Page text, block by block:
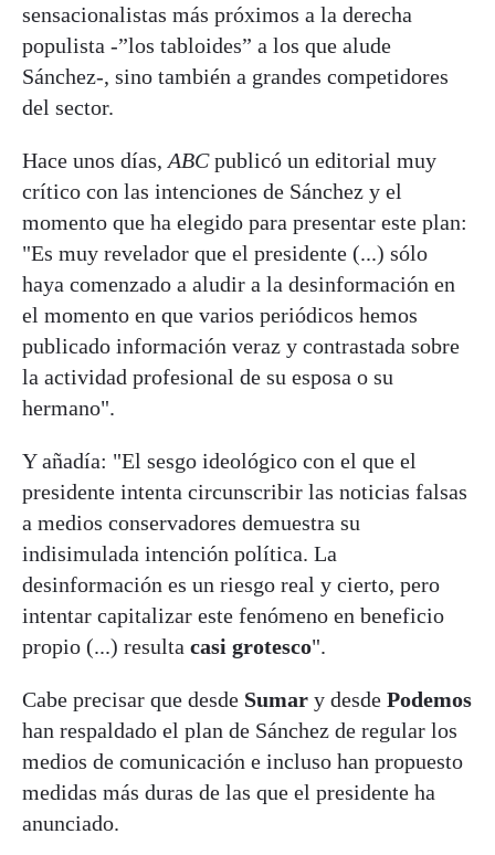
sensacionalistas más próximos a la derecha
populista -”los tabloides” a los que alude
Sánchez-, sino también a grandes competidores
del sector.
Hace unos días, ABCpublicó un editorial muy
crítico con las intenciones de Sánchez y el
momento que ha elegido para presentar este plan:
"Es muy revelador que el presidente (...) sólo
haya comenzado a aludir a la desinformación en
el momento en que varios periódicos hemos
publicado información veraz y contrastada sobre
la actividad profesional de su esposa o su
hermano".
Y añadía: "El sesgo ideológico con el que el
presidente intenta circunscribir las noticias falsas
a medios conservadores demuestra su
indisimulada intención política. La
desinformación es un riesgo real y cierto, pero
intentar capitalizar este fenómeno en beneficio
propio (...) resulta casi grotesco".
Cabe precisar que desde Sumar y desde Podemos
han respaldado el plan de Sánchez de regular los
medios de comunicación e incluso han propuesto
medidas más duras de las que el presidente ha
anunciado.